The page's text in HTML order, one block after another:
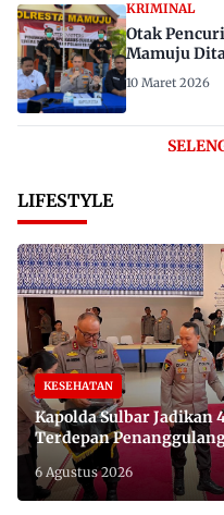
KRIMINAL
Otak
Mamuju
10 Maret 2026
LIFESTYLE
KESEHATAN
Kapolda Sulbar Jadikan
Terdepan
di 650 Desa
6 Agustus 2026